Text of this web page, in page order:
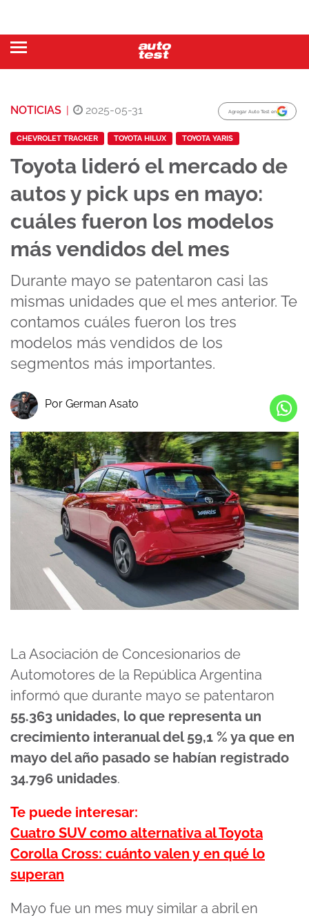
NOTICIAS | 2025-05-31 Agregar Auto Test en
CHEVROLET TRACKER TOYOTA HILUX TOYOTA YARIS
Toyota lideró el mercado de
autos y pick ups en mayo:
cuáles fueron los modelos
más vendidos del mes
Durante mayo se patentaron casi las
mismas unidades que el mes anterior. Te
contamos cuáles fueron los tres
modelos más vendidos de los
segmentos más importantes.
Por German Asato
La Asociación de Concesionarios de
Automotores de la República Argentina
informó que durante mayo se patentaron
55.363 unidades, lo que representa un
crecimiento interanual del 59,1 % ya que en
mayo del año pasado se habían registrado
34.796 unidades.
Te puede interesar:
Cuatro SUV como alternativa al Toyota
Corolla Cross: cuánto valen y en qué lo
superan
Mayo fue un mes muy similar a abril en